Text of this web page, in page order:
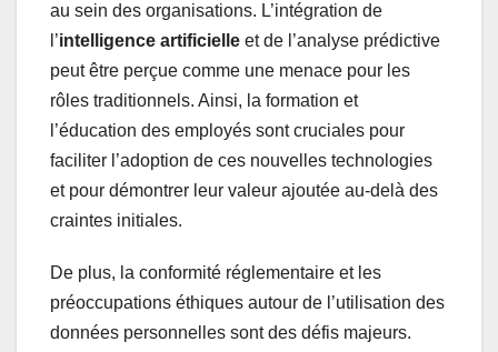
au sein des organisations. L’intégration de
l’intelligence artificielle et de l’analyse prédictive
peut être perçue comme une menace pour les
rôles traditionnels. Ainsi, la formation et
l’éducation des employés sont cruciales pour
faciliter l’adoption de ces nouvelles technologies
et pour démontrer leur valeur ajoutée au-delà des
craintes initiales.
De plus, la conformité réglementaire et les
préoccupations éthiques autour de l’utilisation des
données personnelles sont des défis majeurs.